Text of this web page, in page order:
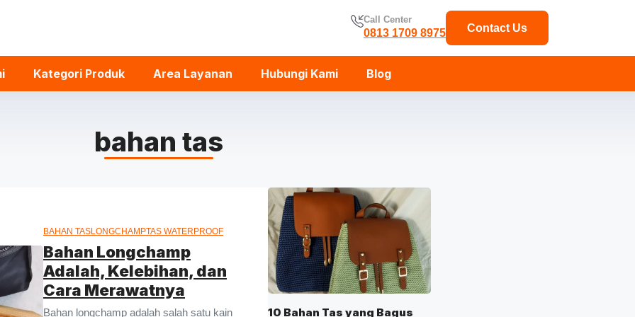
Call Center
0813 1709 8975 Contact Us
Kategori Produk Area Layanan Hubungi Kami Blog
bahan tas
BAHAN TASLONGCHAMPTAS WATERPROOF
Bahan Longchamp
Adalah, Kelebihan, dan
Cara Merawatnya
Bahan longchamp adalah salah satu kain
10 Bahan Tas yang Bagus